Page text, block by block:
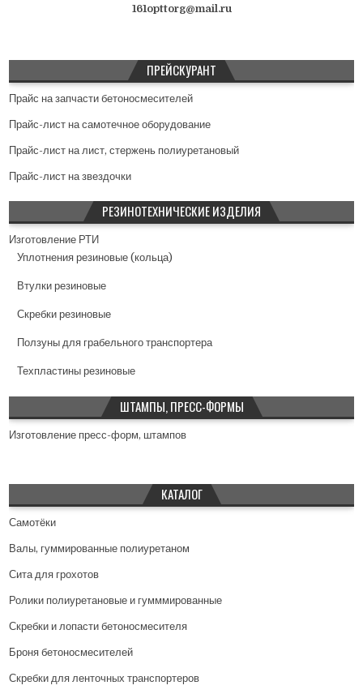
о
з
а
п
и
с
я
м
161opttorg@mail.ru
ПРЕЙСКУРАНТ
Прайс на запчасти бетоносмесителей
Прайс-лист на самотечное оборудование
Прайс-лист на лист, стержень полиуретановый
Прайс-лист на звездочки
РЕЗИНОТЕХНИЧЕСКИЕ ИЗДЕЛИЯ
Изготовление РТИ
Уплотнения резиновые (кольца)
Втулки резиновые
Скребки резиновые
Ползуны для грабельного транспортера
Техпластины резиновые
ШТАМПЫ, ПРЕСС-ФОРМЫ
Изготовление пресс-форм, штампов
КАТАЛОГ
Самотёки
Валы, гуммированные полиуретаном
Сита для грохотов
Ролики полиуретановые и гумммированные
Скребки и лопасти бетоносмесителя
Броня бетоносмесителей
Скребки для ленточных транспортеров